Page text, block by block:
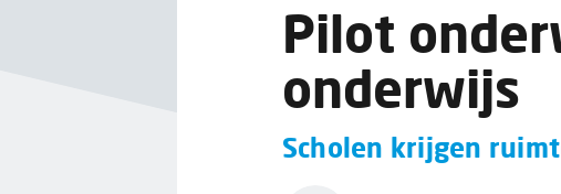
Pilot
onderwijs
Scholen krijgen